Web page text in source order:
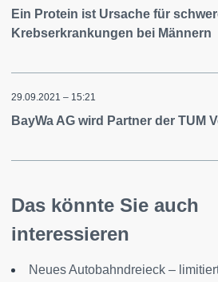
Ein Protein ist Ursache für
Krebserkrankungen bei Männern
29.09.2021 – 15:21
BayWa AG wird Partner der TUM
Das könnte Sie auch
interessieren
Neues Autobahndreieck –